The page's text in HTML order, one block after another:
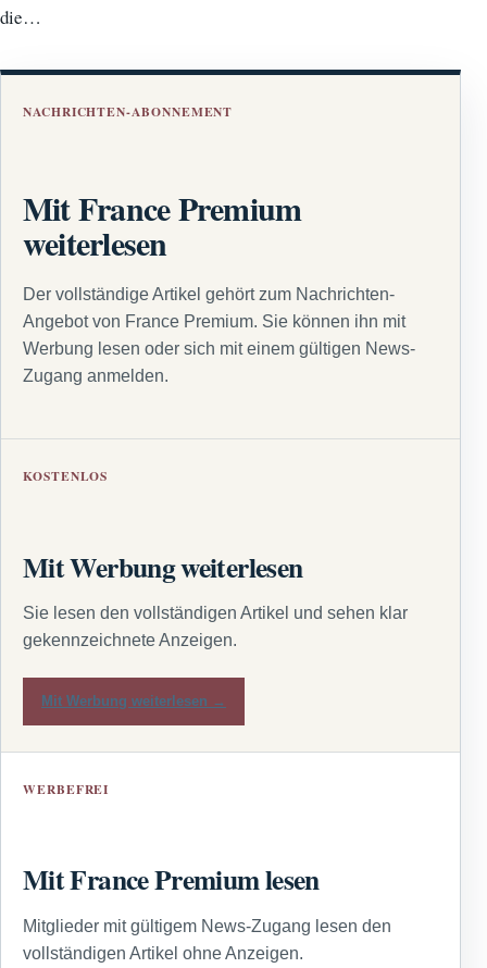
die…
NACHRICHTEN-ABONNEMENT
Mit France Premium
weiterlesen
Der vollständige Artikel gehört zum Nachrichten-
Angebot von France Premium. Sie können ihn mit
Werbung lesen oder sich mit einem gültigen News-
Zugang anmelden.
KOSTENLOS
Mit Werbung weiterlesen
Sie lesen den vollständigen Artikel und sehen klar
gekennzeichnete Anzeigen.
Mit Werbung weiterlesen →
WERBEFREI
Mit France Premium lesen
Mitglieder mit gültigem News-Zugang lesen den
vollständigen Artikel ohne Anzeigen.